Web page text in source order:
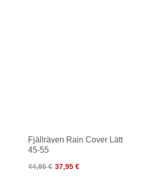
Fjällräven Rain Cover Lätt
45-55
44,95 € 37,95 €